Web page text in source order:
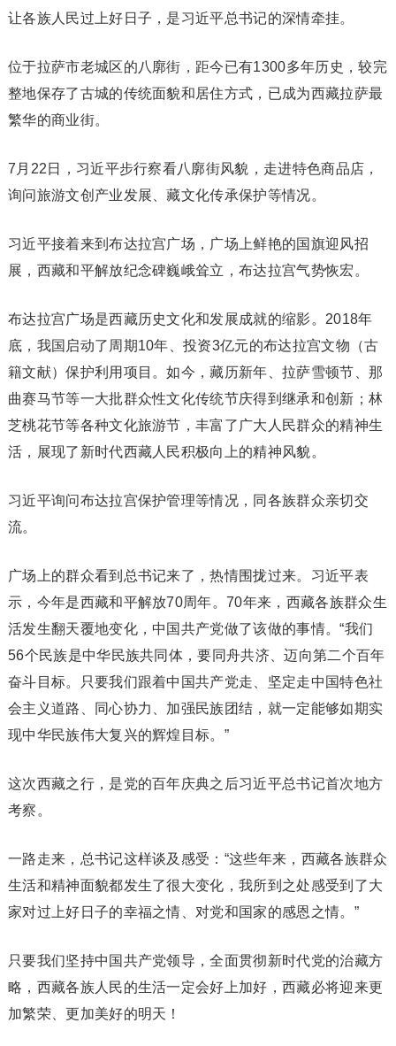
让各族人民过上好日子，是习近平总书记的深情牵挂。
位于拉萨市老城区的八廓街，距今已有1300多年历史，较完
整地保存了古城的传统面貌和居住方式，已成为西藏拉萨最
繁华的商业街。
7月22日，习近平步行察看八廓街风貌，走进特色商品店，
询问旅游文创产业发展、藏文化传承保护等情况。
习近平接着来到布达拉宫广场，广场上鲜艳的国旗迎风招
展，西藏和平解放纪念碑巍峨耸立，布达拉宫气势恢宏。
布达拉宫广场是西藏历史文化和发展成就的缩影。2018年
底，我国启动了周期10年、投资3亿元的布达拉宫文物（古
籍文献）保护利用项目。如今，藏历新年、拉萨雪顿节、那
曲赛马节等一大批群众性文化传统节庆得到继承和创新；林
芝桃花节等各种文化旅游节，丰富了广大人民群众的精神生
活，展现了新时代西藏人民积极向上的精神风貌。
习近平询问布达拉宫保护管理等情况，同各族群众亲切交
流。
广场上的群众看到总书记来了，热情围拢过来。习近平表
示，今年是西藏和平解放70周年。70年来，西藏各族群众生
活发生翻天覆地变化，中国共产党做了该做的事情。“我们
56个民族是中华民族共同体，要同舟共济、迈向第二个百年
奋斗目标。只要我们跟着中国共产党走、坚定走中国特色社
会主义道路、同心协力、加强民族团结，就一定能够如期实
现中华民族伟大复兴的辉煌目标。”
这次西藏之行，是党的百年庆典之后习近平总书记首次地方
考察。
一路走来，总书记这样谈及感受：“这些年来，西藏各族群众
生活和精神面貌都发生了很大变化，我所到之处感受到了大
家对过上好日子的幸福之情、对党和国家的感恩之情。”
只要我们坚持中国共产党领导，全面贯彻新时代党的治藏方
略，西藏各族人民的生活一定会好上加好，西藏必将迎来更
加繁荣、更加美好的明天！